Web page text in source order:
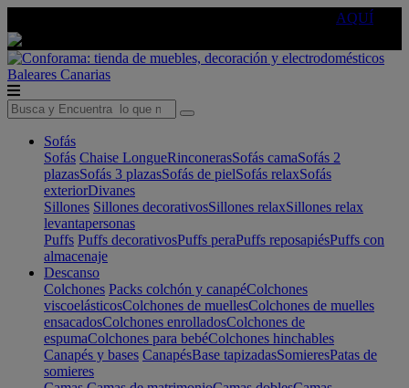
AQUÍ
Baleares Canarias
Sofás
Sofás Chaise LongueRinconerasSofás camaSofás 2
plazasSofás 3 plazasSofás de pielSofás relaxSofás
exteriorDivanes
Sillones Sillones decorativosSillones relaxSillones relax
levantapersonas
Puffs Puffs decorativosPuffs peraPuffs reposapiésPuffs con
almacenaje
Descanso
Colchones Packs colchón y canapéColchones
viscoelásticosColchones de muellesColchones de muelles
ensacadosColchones enrolladosColchones de
espumaColchones para bebéColchones hinchables
Canapés y bases CanapésBase tapizadasSomieresPatas de
somieres